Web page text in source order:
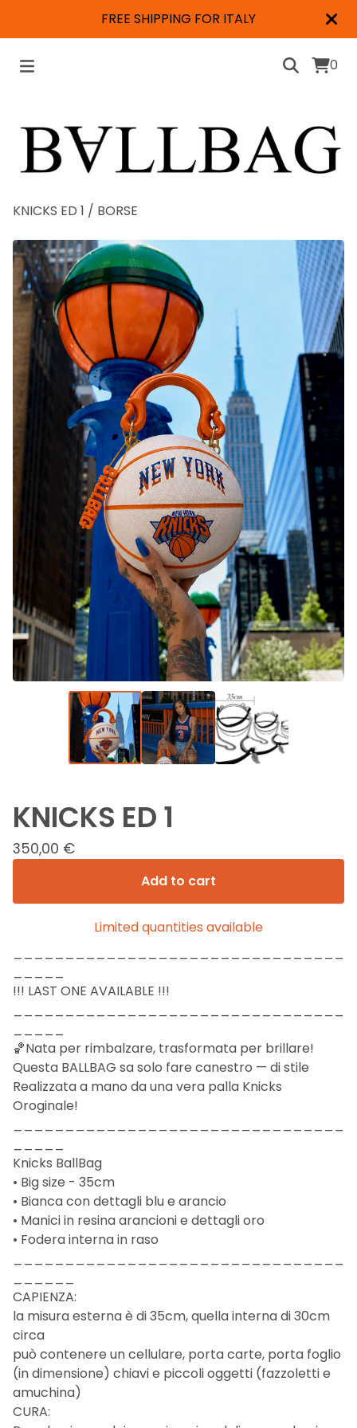
FREE SHIPPING FOR ITALY
0
KNICKS ED 1 / BORSE
KNICKS ED 1
350,00 €
Add to cart
Limited quantities available
!!! LAST ONE AVAILABLE !!!
🏀Nata per rimbalzare, trasformata per brillare!
Questa BALLBAG sa solo fare canestro — di stile
Realizzata a mano da una vera palla Knicks
Oroginale!
Knicks BallBag
• Big size - 35cm
• Bianca con dettagli blu e arancio
• Manici in resina arancioni e dettagli oro
• Fodera interna in raso
CAPIENZA:
la misura esterna è di 35cm, quella interna di 30cm
circa
può contenere un cellulare, porta carte, porta foglio
(in dimensione) chiavi e piccoli oggetti (fazzoletti e
amuchina)
CURA: